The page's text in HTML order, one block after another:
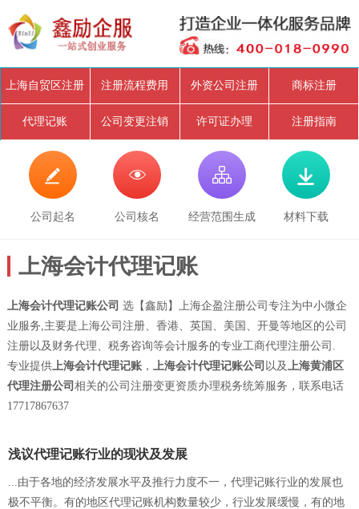
上海自贸区注册 注册流程费用 外资公司注册 商标注册
代理记账 公司变更注销 许可证办理 注册指南

公司起名

公司核名

经营范围生成

材料下载
上海会计代理记账
上海会计代理记账公司 选【鑫励】上海企盈注册公司专注为中小微企
业服务,主要是上海公司注册、香港、英国、美国、开曼等地区的公司
注册以及财务代理、税务咨询等会计服务的专业工商代理注册公司.
专业提供上海会计代理记账， 上海会计代理记账公司 以及
上海黄浦区
代理注册公司 相关的公司注册变更资质办理税务统筹服务，联系电话
17717867637
浅议代理记账行业的现状及发展
...由于各地的经济发展水平及推行力度不一，代理记账行业的发展也
极不平衡。有的地区代理记账机构数量较少，行业发展缓慢，有的地